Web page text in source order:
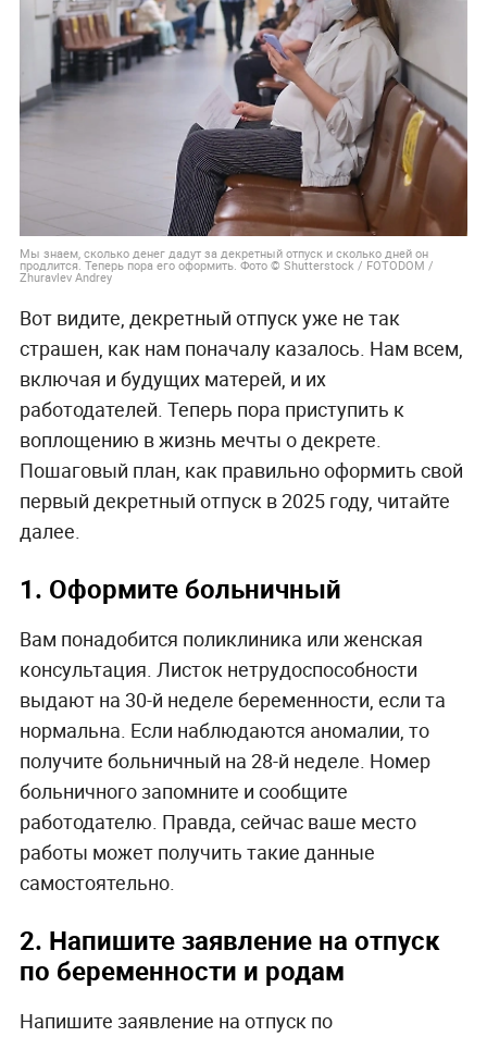
Мы знаем, сколько денег дадут за декретный отпуск и сколько дней он
продлится. Теперь пора его оформить. Фото © Shutterstock / FOTODOM /
Zhuravlev Andrey
Вот видите, декретный отпуск уже не так
страшен, как нам поначалу казалось. Нам всем,
включая и будущих матерей, и их
работодателей. Теперь пора приступить к
воплощению в жизнь мечты о декрете.
Пошаговый план, как правильно оформить свой
первый декретный отпуск в 2025 году, читайте
далее.
1. Оформите больничный
Вам понадобится поликлиника или женская
консультация. Листок нетрудоспособности
выдают на 30-й неделе беременности, если та
нормальна. Если наблюдаются аномалии, то
получите больничный на 28-й неделе. Номер
больничного запомните и сообщите
работодателю. Правда, сейчас ваше место
работы может получить такие данные
самостоятельно.
2. Напишите заявление на отпуск
по беременности и родам
Напишите заявление на отпуск по